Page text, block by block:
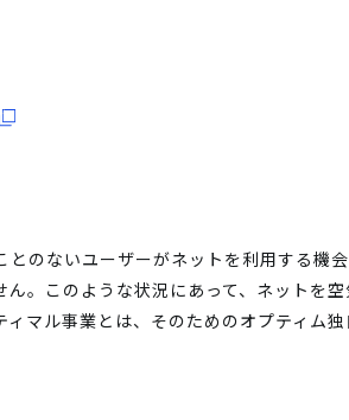
のないユーザーがネットを利用する機
。このような状況にあって、ネットを
マル事業とは、そのためのオプティム